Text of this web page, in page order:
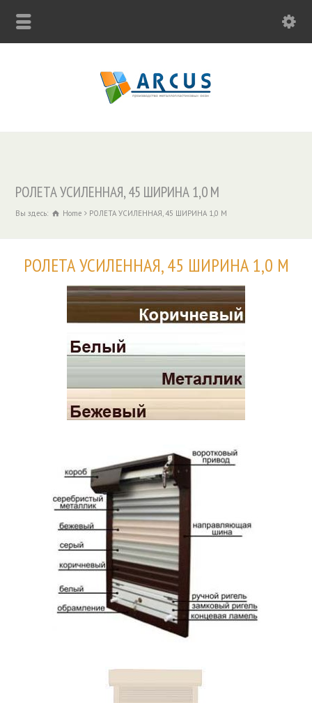
РОЛЕТА УСИЛЕННАЯ, 45 ШИРИНА 1,0 М
Вы здесь: Home РОЛЕТА УСИЛЕННАЯ, 45 ШИРИНА 1,0 М
РОЛЕТА УСИЛЕННАЯ, 45 ШИРИНА 1,0 М